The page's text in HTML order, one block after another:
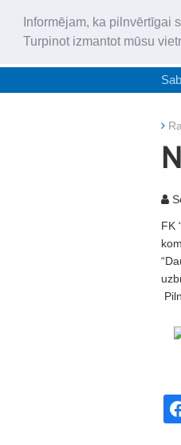
Informējam, ka pilnvērtīgai
Turpinot izmantot mūsu
FK